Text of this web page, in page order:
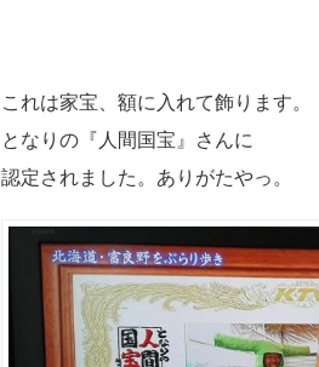
これは家宝、額に入れて飾ります。
となりの『人間国宝』さんに
認定されました。ありがたやっ。